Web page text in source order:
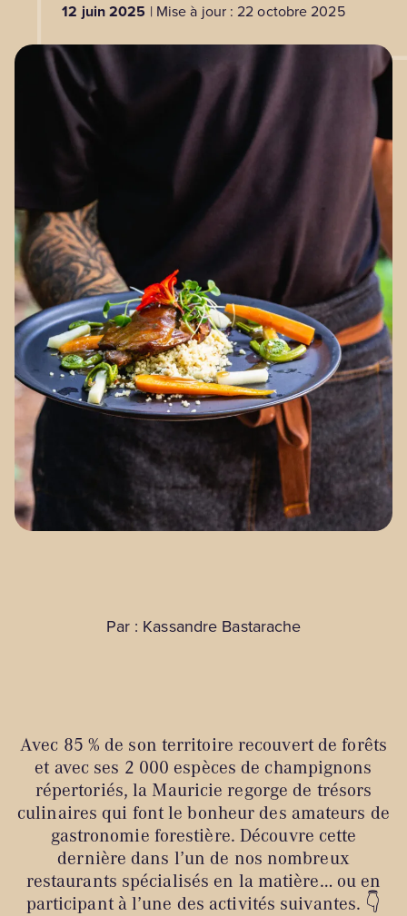
Nos territoires
Zone médias
Espace membres
12 juin 2025 | Mise à jour : 22 octobre 2025
Par : Kassandre Bastarache
Avec 85 % de son territoire recouvert de forêts
et avec ses 2 000 espèces de champignons
répertoriés, la Mauricie regorge de trésors
culinaires qui font le bonheur des amateurs de
gastronomie forestière. Découvre cette
dernière dans l’un de nos nombreux
restaurants spécialisés en la matière… ou en
participant à l’une des activités suivantes. 👇